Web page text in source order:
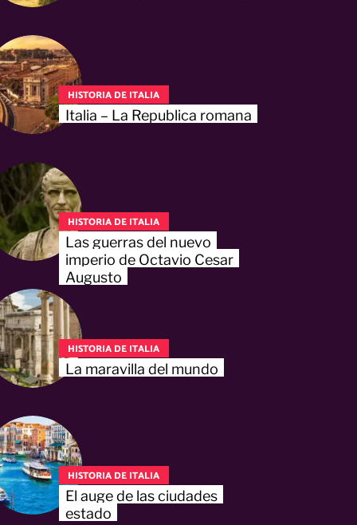
HISTORIA DE ITALIA
Italia – La Republica romana
HISTORIA DE ITALIA
Las guerras del nuevo
imperio de Octavio Cesar
Augusto
HISTORIA DE ITALIA
La maravilla del mundo
HISTORIA DE ITALIA
El auge de las ciudades
estado